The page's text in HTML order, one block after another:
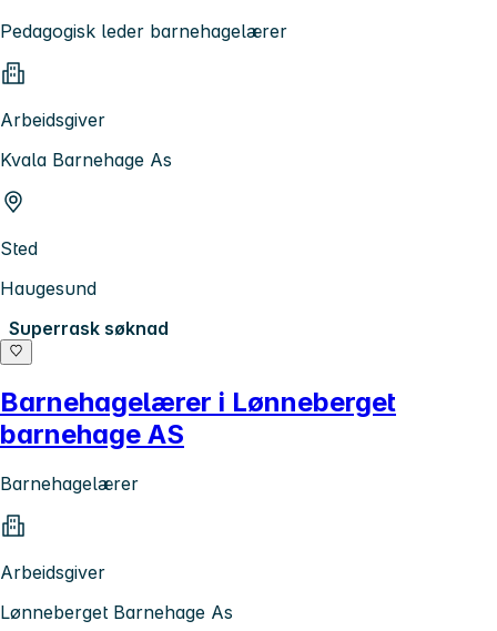
Pedagogisk leder barnehagelærer
Arbeidsgiver
Kvala Barnehage As
Sted
Haugesund
Superrask søknad
Barnehagelærer i Lønneberget
barnehage AS
Barnehagelærer
Arbeidsgiver
Lønneberget Barnehage As